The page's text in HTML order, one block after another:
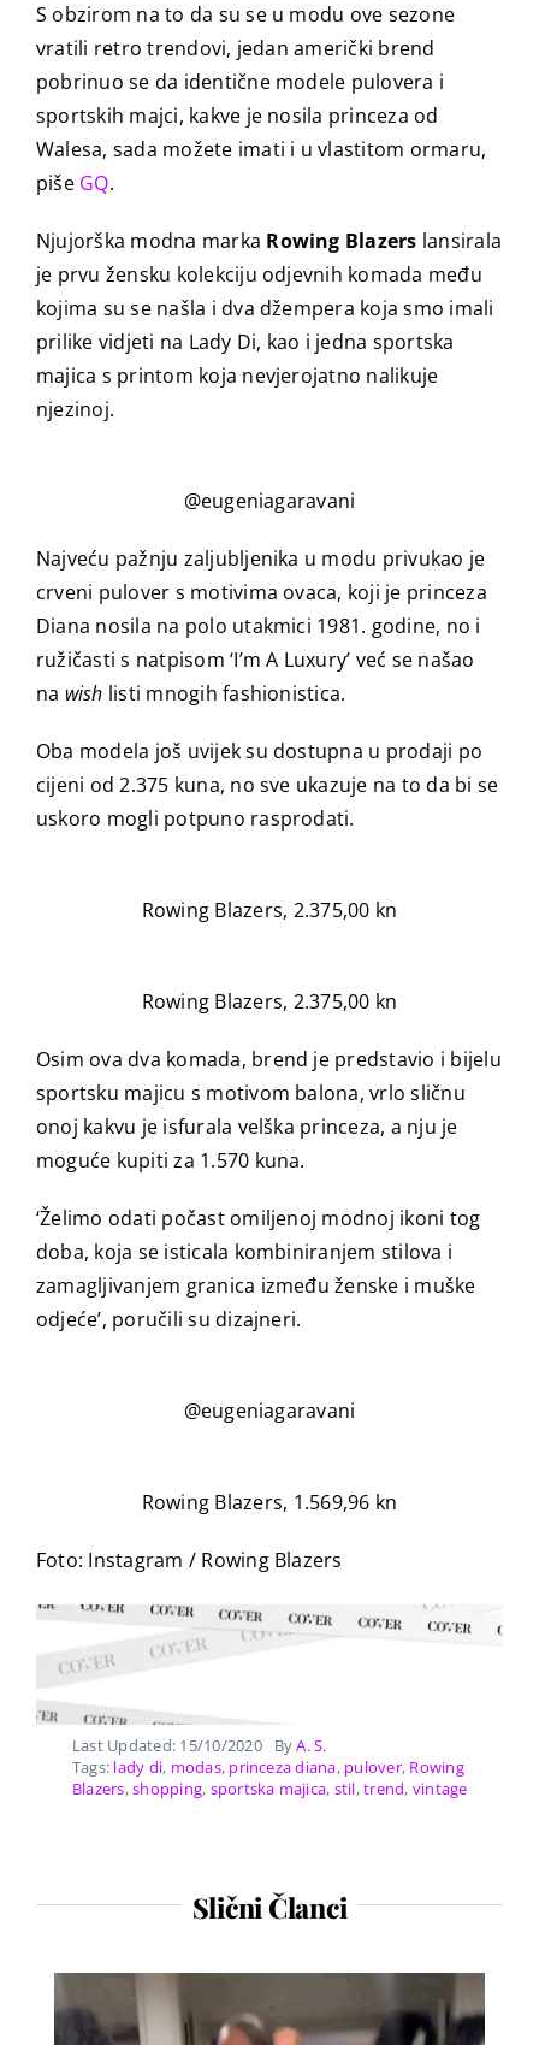
S obzirom na to da su se u modu ove sezone
vratili retro trendovi, jedan američki brend
pobrinuo se da identične modele pulovera i
sportskih majci, kakve je nosila princeza od
Walesa, sada možete imati i u vlastitom ormaru,
piše GQ.
Njujorška modna marka Rowing Blazers lansirala
je prvu žensku kolekciju odjevnih komada među
kojima su se našla i dva džempera koja smo imali
prilike vidjeti na Lady Di, kao i jedna sportska
majica s printom koja nevjerojatno nalikuje
njezinoj.
@eugeniagaravani
Najveću pažnju zaljubljenika u modu privukao je
crveni pulover s motivima ovaca, koji je princeza
Diana nosila na polo utakmici 1981. godine, no i
ružičasti s natpisom ‘I’m A Luxury’ već se našao
na wish listi mnogih fashionistica.
Oba modela još uvijek su dostupna u prodaji po
cijeni od 2.375 kuna, no sve ukazuje na to da bi se
uskoro mogli potpuno rasprodati.
Rowing Blazers, 2.375,00 kn
Rowing Blazers, 2.375,00 kn
Osim ova dva komada, brend je predstavio i bijelu
sportsku majicu s motivom balona, vrlo sličnu
onoj kakvu je isfurala velška princeza, a nju je
moguće kupiti za 1.570 kuna.
‘Želimo odati počast omiljenoj modnoj ikoni tog
doba, koja se isticala kombiniranjem stilova i
zamagljivanjem granica između ženske i muške
odjeće’, poručili su dizajneri.
@eugeniagaravani
Rowing Blazers, 1.569,96 kn
Foto: Instagram / Rowing Blazers
Last Updated: 15/10/2020 ByA. S.
Tags: lady di, modas, princeza diana, pulover, Rowing
Blazers,shopping, sportska majica, stil,trend, vintage
Slični Članci